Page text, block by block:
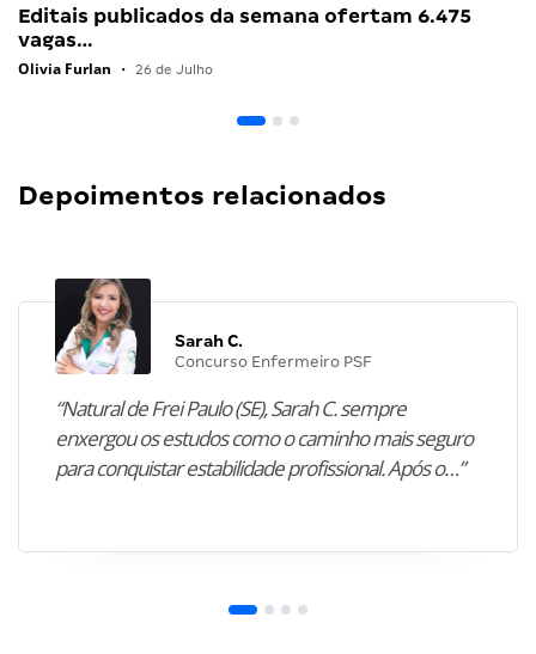
Editais publicados da semana ofertam 6.475
vagas…
Olivia Furlan • 26 de Julho
Depoimentos relacionados
Sarah C.
Concurso Enfermeiro PSF
“Natural de Frei Paulo (SE), Sarah C. sempre
enxergou os estudos como o caminho mais seguro
para conquistar estabilidade profissional. Após o…”